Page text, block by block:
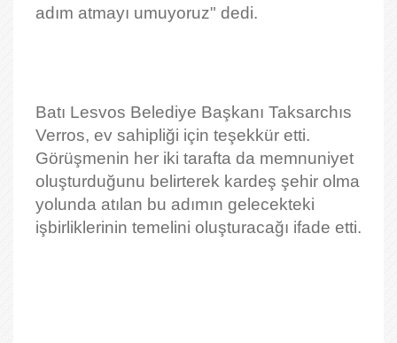
adım atmayı umuyoruz" dedi.
Batı Lesvos Belediye Başkanı Taksarchıs
Verros, ev sahipliği için teşekkür etti.
Görüşmenin her iki tarafta da memnuniyet
oluşturduğunu belirterek kardeş şehir olma
yolunda atılan bu adımın gelecekteki
işbirliklerinin temelini oluşturacağı ifade etti.